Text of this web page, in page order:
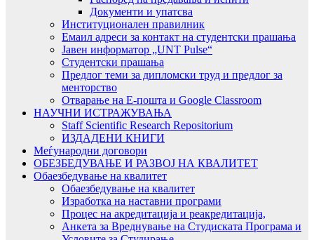
Документи и упатсва
Институционален правилник
Емаил адреси за контакт на студентски прашања
Јавен информатор „UNT Pulse“
Студентски прашања
Предлог теми за дипломски труд и предлог за
менторство
Отварање на Е-пошта и Google Classroom
НАУЧНИ ИСТРАЖУВАЊА
Staff Scientific Research Repositorium
ИЗДАДЕНИ КНИГИ
Меѓународни договори
ОБЕЗБЕДУВАЊЕ И РАЗВОЈ НА КВАЛИТЕТ
Обаезбедување на квалитет
Обаезбедување на квалитет
Изработка на наставни програми
Процес на акредитација и реакредитација,
Анкета за Вреднување на Студиската Програма и